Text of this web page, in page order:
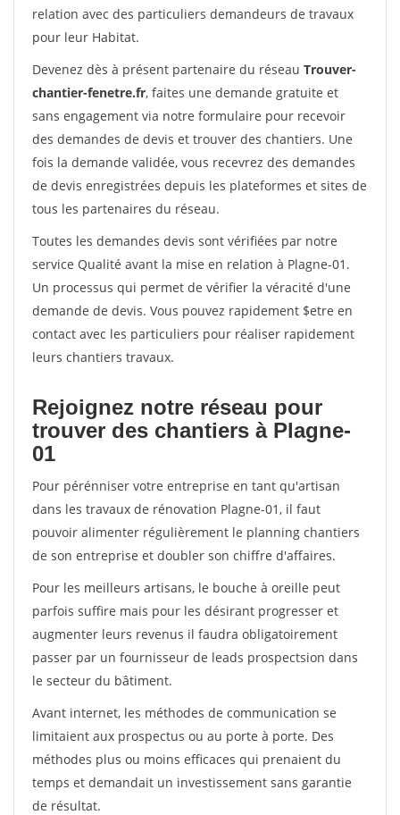
relation avec des particuliers demandeurs de travaux
pour leur Habitat.
Devenez dès à présent partenaire du réseau Trouver-
chantier-fenetre.fr, faites une demande gratuite et
sans engagement via notre formulaire pour recevoir
des demandes de devis et trouver des chantiers. Une
fois la demande validée, vous recevrez des demandes
de devis enregistrées depuis les plateformes et sites de
tous les partenaires du réseau.
Toutes les demandes devis sont vérifiées par notre
service Qualité avant la mise en relation à Plagne-01.
Un processus qui permet de vérifier la véracité d'une
demande de devis. Vous pouvez rapidement $etre en
contact avec les particuliers pour réaliser rapidement
leurs chantiers travaux.
Rejoignez notre réseau pour
trouver des chantiers à Plagne-
01
Pour pérénniser votre entreprise en tant qu'artisan
dans les travaux de rénovation Plagne-01, il faut
pouvoir alimenter régulièrement le planning chantiers
de son entreprise et doubler son chiffre d'affaires.
Pour les meilleurs artisans, le bouche à oreille peut
parfois suffire mais pour les désirant progresser et
augmenter leurs revenus il faudra obligatoirement
passer par un fournisseur de leads prospectsion dans
le secteur du bâtiment.
Avant internet, les méthodes de communication se
limitaient aux prospectus ou au porte à porte. Des
méthodes plus ou moins efficaces qui prenaient du
temps et demandait un investissement sans garantie
de résultat.